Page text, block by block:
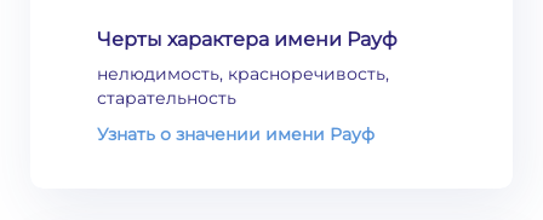
Черты характера имени Рауф
нелюдимость, красноречивость,
старательность
Узнать о значении имени Рауф